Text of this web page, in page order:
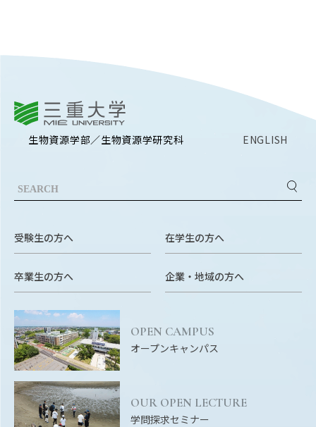
生物資源学部／生物資源学研究科 ENGLISH
受験生の方へ 在学生の方へ
卒業生の方へ 企業・地域の方へ
OPEN CAMPUS
オープンキャンパス
OUR OPEN LECTURE
学問探求セミナー